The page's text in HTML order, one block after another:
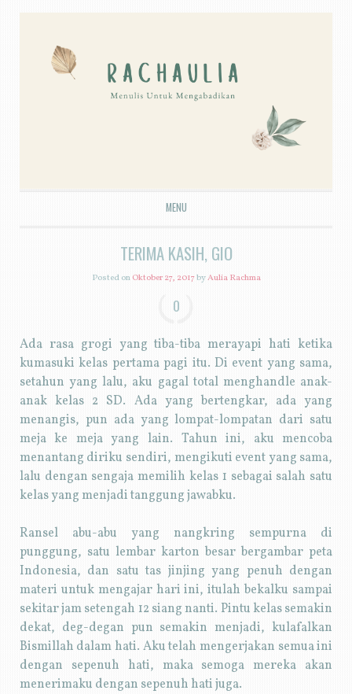
MENU
SKIP TO CONTENT
TERIMA KASIH, GIO
Posted onOktober 27, 2017byAulia Rachma
0
Ada rasa grogi yang tiba-tiba merayapi hati ketika
kumasuki kelas pertama pagi itu. Di event yang sama,
setahun yang lalu, aku gagal total menghandle anak-
anak kelas 2 SD. Ada yang bertengkar, ada yang
menangis, pun ada yang lompat-lompatan dari satu
meja ke meja yang lain. Tahun ini, aku mencoba
menantang diriku sendiri, mengikuti event yang sama,
lalu dengan sengaja memilih kelas 1 sebagai salah satu
kelas yang menjadi tanggung jawabku.
Ransel abu-abu yang nangkring sempurna di
punggung, satu lembar karton besar bergambar peta
Indonesia, dan satu tas jinjing yang penuh dengan
materi untuk mengajar hari ini, itulah bekalku sampai
sekitar jam setengah 12 siang nanti. Pintu kelas semakin
dekat, deg-degan pun semakin menjadi, kulafalkan
Bismillah dalam hati. Aku telah mengerjakan semua ini
dengan sepenuh hati, maka semoga mereka akan
menerimaku dengan sepenuh hati juga.